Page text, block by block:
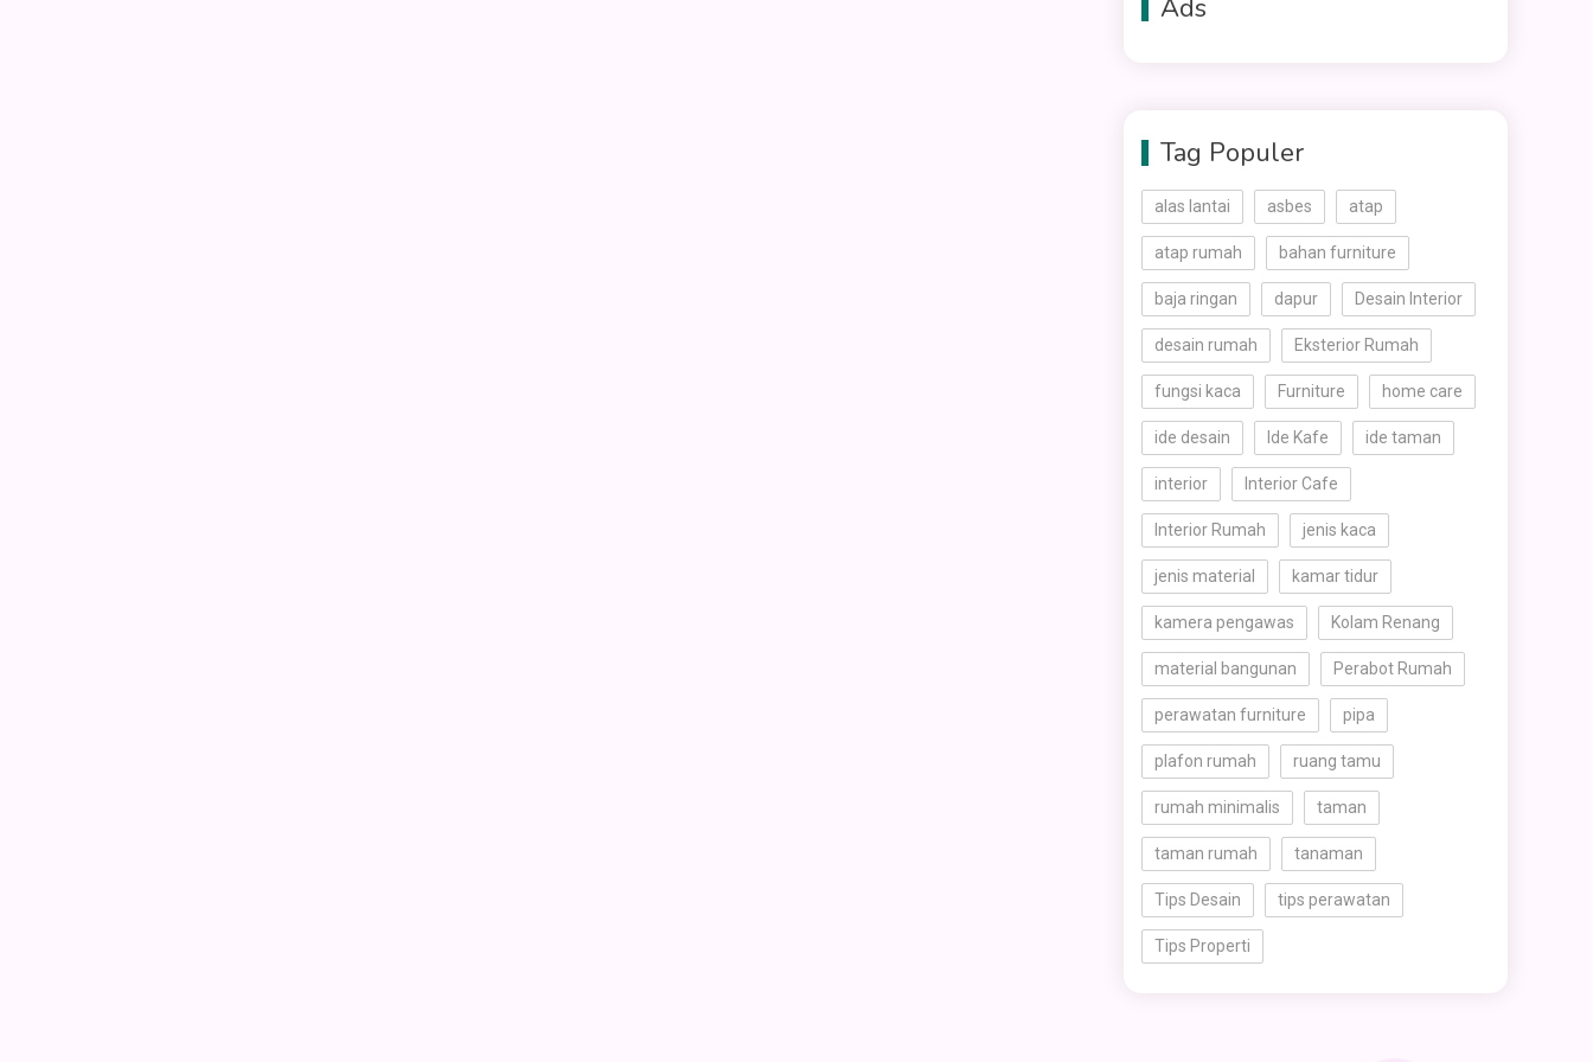
Ads
Tag Populer
alas lantai asbes atap
atap rumah bahan furniture
baja ringan dapur Desain Interior
desain rumah Eksterior Rumah
fungsi kaca Furniture home care
ide desain Ide Kafe ide taman
interior Interior Cafe
Interior Rumah jenis kaca
jenis material kamar tidur
kamera pengawas Kolam Renang
material bangunan Perabot Rumah
perawatan furniture pipa
plafon rumah ruang tamu
rumah minimalis taman
taman rumah tanaman
Tips Desain tips perawatan
Tips Properti